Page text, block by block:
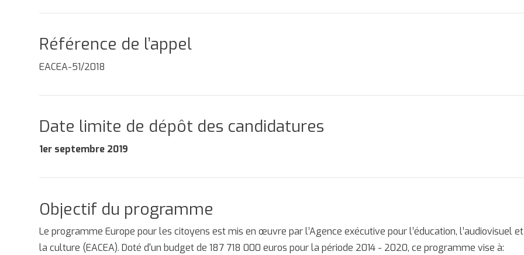
Référence de l’appel
EACEA-51/2018
Date limite de dépôt des candidatures
1er septembre 2019
Objectif du programme
Le programme Europe pour les citoyens est mis en œuvre par l’Agence exécutive pour l’éducation, l’audiovisuel et
la culture (EACEA). Doté d'un budget de 187 718 000 euros pour la période 2014 - 2020, ce programme vise à: